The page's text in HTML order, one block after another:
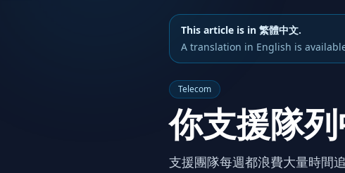
This article is in 繁體中文.
A translation in English is
Telecom
你支援隊
支援團隊每週都浪費大量時間